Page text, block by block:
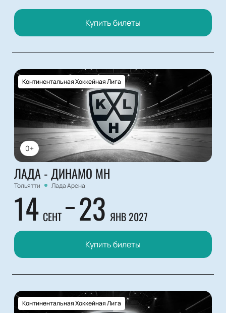
Купить билеты
0+
Континентальная Хоккейная Лига
ЛАДА - ДИНАМО МН
Тольятти Лада Арена
14 СЕНТ 23 ЯНВ 2027
Купить билеты
Континентальная Хоккейная Лига